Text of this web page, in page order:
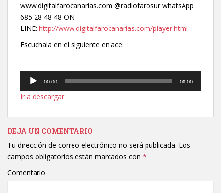
www.digitalfarocanarias.com @radiofarosur whatsApp
685 28 48 48 ON
LINE: http://www.digitalfarocanarias.com/player.html
Escuchala en el siguiente enlace:
Reproductor
audio
00:00 00:00
Ir a descargar
DEJA UN COMENTARIO
Tu dirección de correo electrónico no será publicada. Los
campos obligatorios están marcados con *
Comentario